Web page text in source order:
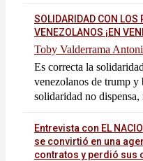
SOLIDARIDAD CON LOS
VENEZOLANOS ¡EN
Toby Valderrama
Es correcta la
venezolanos de trump y
solidaridad no
Entrevista con EL
se convirtió en una
contratos y perdió sus